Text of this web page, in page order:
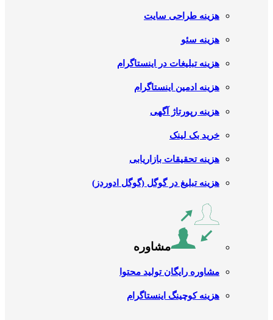
هزینه طراحی سایت
هزینه سئو
هزینه تبلیغات در اینستاگرام
هزینه ادمین اینستاگرام
هزینه رپورتاژ آگهی
خرید بک لینک
هزینه تحقیقات بازاریابی
هزینه تبلیغ در گوگل (گوگل ادوردز)
مشاوره
مشاوره رایگان تولید محتوا
هزینه کوچینگ اینستاگرام